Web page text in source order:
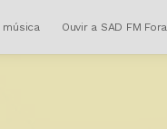
música Ouvir a SAD FM